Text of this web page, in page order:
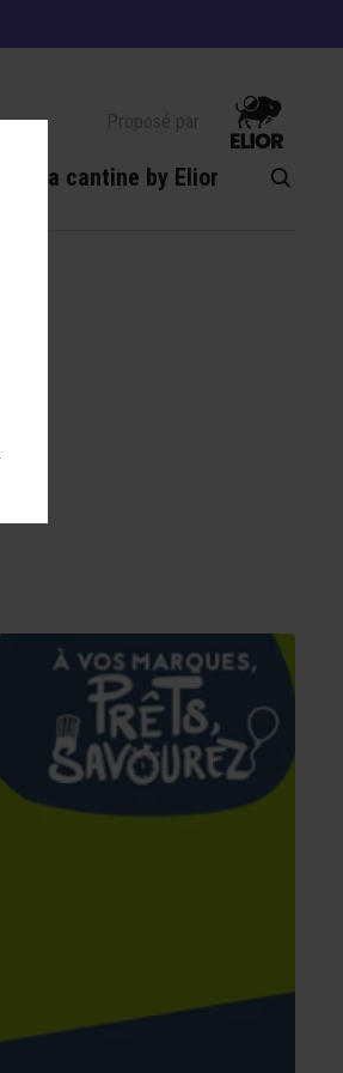
La cantine by Elior